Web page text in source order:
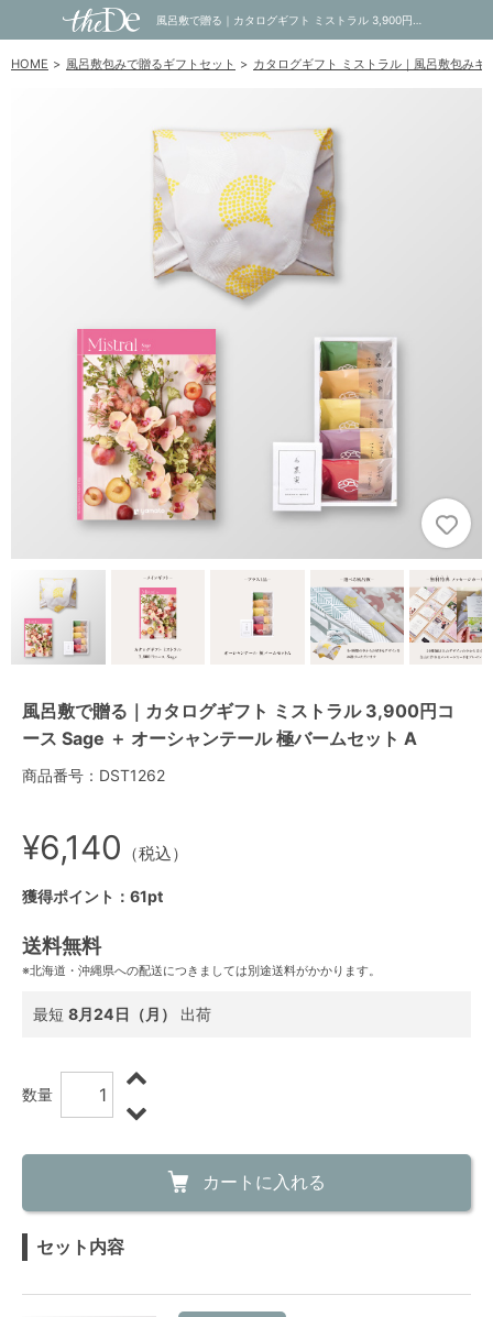
HOME 風呂敷包みで贈るギフトセット カタログギフト ミストラル｜風呂敷包みギ
風呂敷で贈る｜カタログギフト ミストラル 3,900円コ
ース Sage ＋ オーシャンテール 極バームセット A
商品番号：DST1262
¥6,140 （税込）
獲得ポイント：61pt
送料無料
※北海道・沖縄県への配送につきましては別途送料がかかります。
最短 8月24日（月） 出荷
数量
カートに入れる
セット内容